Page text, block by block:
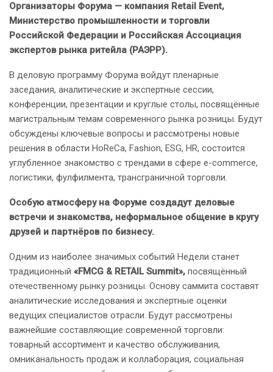
Организаторы Форума — компания Retail Event,
Министерство промышленности и торговли
Российской Федерации и Российская Ассоциация
экспертов рынка ритейла (РАЭРР).
В деловую программу Форума войдут пленарные
заседания, аналитические и экспертные сессии,
конференции, презентации и круглые столы, посвящённые
магистральным темам современного рынка розницы. Будут
обсуждены ключевые вопросы и рассмотрены новые
решения в области HoReCa, Fashion, ESG, HR, состоится
углубленное знакомство с трендами в сфере е-commerce,
логистики, фулфилмента, трансграничной торговли.
Особую атмосферу на Форуме создадут деловые
встречи и знакомства, неформальное общение в кругу
друзей и партнёров по бизнесу.
Одним из наиболее значимых событий Недели станет
традиционный «FMCG & RETAIL Summit», посвящённый
отечественному рынку розницы. Основу саммита составят
аналитические исследования и экспертные оценки
ведущих специалистов отрасли. Будут рассмотрены
важнейшие составляющие современной торговли:
товарный ассортимент и качество обслуживания,
омниканальность продаж и коллаборация, социальная